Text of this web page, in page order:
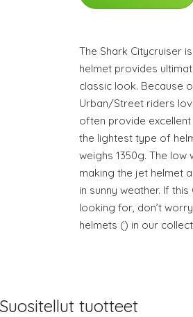
The Shark Citycruiser
helmet provides
classic look. Because
Urban/Street riders
often provide
the lightest type of
weighs 1350g. The
making the jet helmet
in sunny weather. If
looking for, don’t
helmets () in our
Suositellut tuotteet